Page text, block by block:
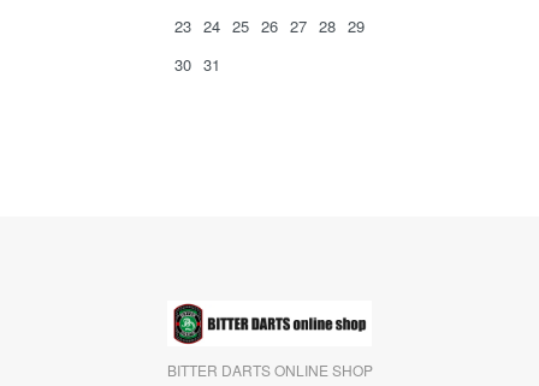
23 24 25 26 27 28 29
30 31
BITTER DARTS ONLINE SHOP